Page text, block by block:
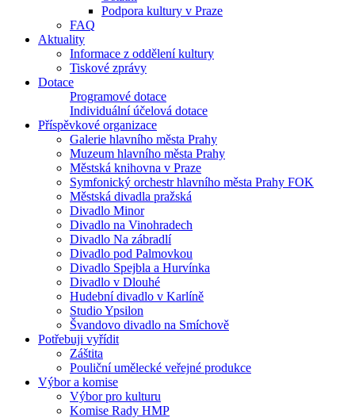
Podpora kultury v Praze
FAQ
Aktuality
Informace z oddělení kultury
Tiskové zprávy
Dotace
Programové dotace
Individuální účelová dotace
Příspěvkové organizace
Galerie hlavního města Prahy
Muzeum hlavního města Prahy
Městská knihovna v Praze
Symfonický orchestr hlavního města Prahy FOK
Městská divadla pražská
Divadlo Minor
Divadlo na Vinohradech
Divadlo Na zábradlí
Divadlo pod Palmovkou
Divadlo Spejbla a Hurvínka
Divadlo v Dlouhé
Hudební divadlo v Karlíně
Studio Ypsilon
Švandovo divadlo na Smíchově
Potřebuji vyřídit
Záštita
Pouliční umělecké veřejné produkce
Výbor a komise
Výbor pro kulturu
Komise Rady HMP